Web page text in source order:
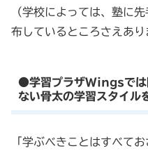
（学校によっては、塾に
布しているところさえあり
●学習プラザWingsでは
ない骨太の学習スタイル
「学ぶべきことはすべて